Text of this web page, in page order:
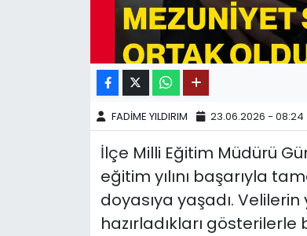
FADİME YILDIRIM 23.06.2026 - 08:24
İlçe Milli Eğitim Müdürü
eğitim yılını başarıyla
doyasıya yaşadı.
hazırladıkları